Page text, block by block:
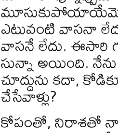
ఎటువంటి వాసనా
వాసనే లేదు. ఈసారి
సున్నా అయింది. నేను
చూద్దును కదా,
చేసేవాళ్లు?
కోపంతో, నిరాశతో నా